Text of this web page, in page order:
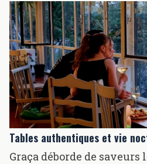
Tables authentiques et vie
Graça déborde de saveurs